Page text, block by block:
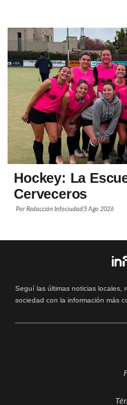
Hockey: La
Cerveceros
PorRedacción Infociudad5 Ago 2026
Seguí las últimas noticias locales,
sociedad con la información más